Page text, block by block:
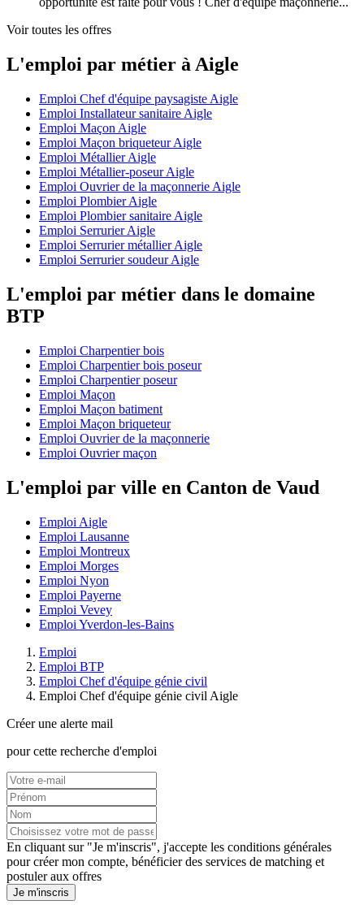
Voir toutes les offres
L'emploi par métier à Aigle
Emploi Chef d'équipe paysagiste Aigle
Emploi Installateur sanitaire Aigle
Emploi Maçon Aigle
Emploi Maçon briqueteur Aigle
Emploi Métallier Aigle
Emploi Métallier-poseur Aigle
Emploi Ouvrier de la maçonnerie Aigle
Emploi Plombier Aigle
Emploi Plombier sanitaire Aigle
Emploi Serrurier Aigle
Emploi Serrurier métallier Aigle
Emploi Serrurier soudeur Aigle
L'emploi par métier dans le domaine
BTP
Emploi Charpentier bois
Emploi Charpentier bois poseur
Emploi Charpentier poseur
Emploi Maçon
Emploi Maçon batiment
Emploi Maçon briqueteur
Emploi Ouvrier de la maçonnerie
Emploi Ouvrier maçon
L'emploi par ville en Canton de Vaud
Emploi Aigle
Emploi Lausanne
Emploi Montreux
Emploi Morges
Emploi Nyon
Emploi Payerne
Emploi Vevey
Emploi Yverdon-les-Bains
Emploi
Emploi BTP
Emploi Chef d'équipe génie civil
Emploi Chef d'équipe génie civil Aigle
Créer une alerte mail
pour cette recherche d'emploi
En cliquant sur "Je m'inscris", j'accepte les conditions générales
pour créer mon compte, bénéficier des services de matching et
postuler aux offres
Je m'inscris